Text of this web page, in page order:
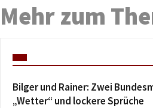
Mehr zum
Bilger und Rainer: Zwei
„Wetter“ und lockere Sprüche